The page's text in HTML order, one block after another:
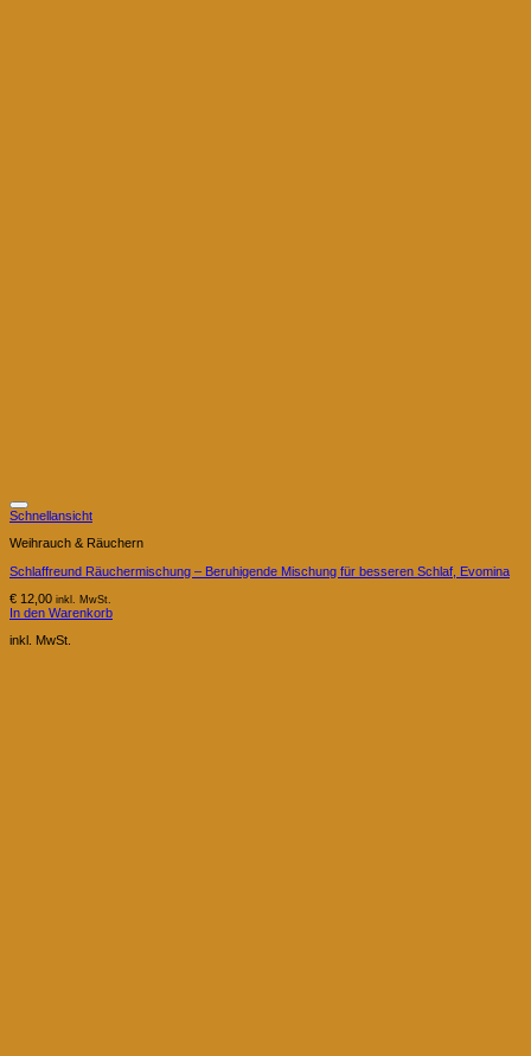
Schnellansicht
Weihrauch & Räuchern
Schlaffreund Räuchermischung – Beruhigende Mischung für besseren Schlaf, Evomina
€ 12,00 inkl. MwSt.
In den Warenkorb
inkl. MwSt.